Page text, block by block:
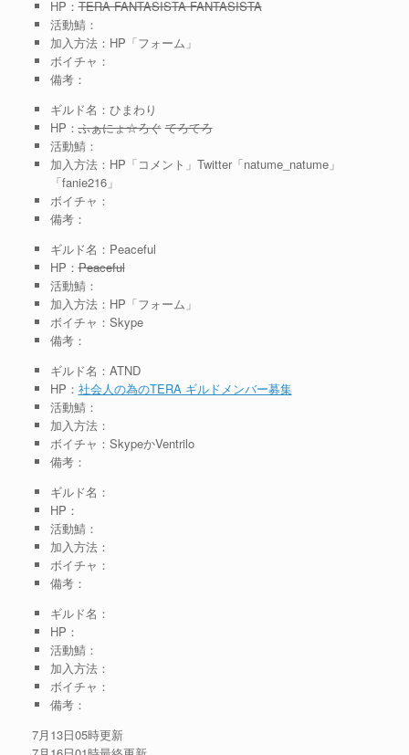
HP：TERA FANTASISTA FANTASISTA
活動鯖：
加入方法：HP「フォーム」
ボイチャ：
備考：
ギルド名：ひまわり
HP：ふぁにょ☆ろぐ てろてろ
活動鯖：
加入方法：HP「コメント」Twitter「natume_natume」
「fanie216」
ボイチャ：
備考：
ギルド名：Peaceful
HP：Peaceful
活動鯖：
加入方法：HP「フォーム」
ボイチャ：Skype
備考：
ギルド名：ATND
HP： 社会人の為のTERA ギルドメンバー募集
活動鯖：
加入方法：
ボイチャ：SkypeかVentrilo
備考：
ギルド名：
HP：
活動鯖：
加入方法：
ボイチャ：
備考：
ギルド名：
HP：
活動鯖：
加入方法：
ボイチャ：
備考：
7月13日05時更新